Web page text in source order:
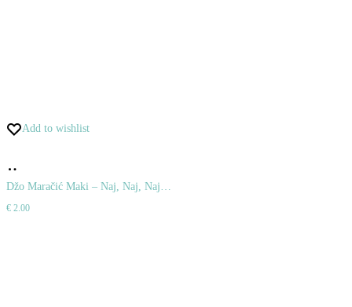
Add to wishlist
do
košíka
Džo Maračić Maki – Naj, Naj, Naj…
€ 2.00